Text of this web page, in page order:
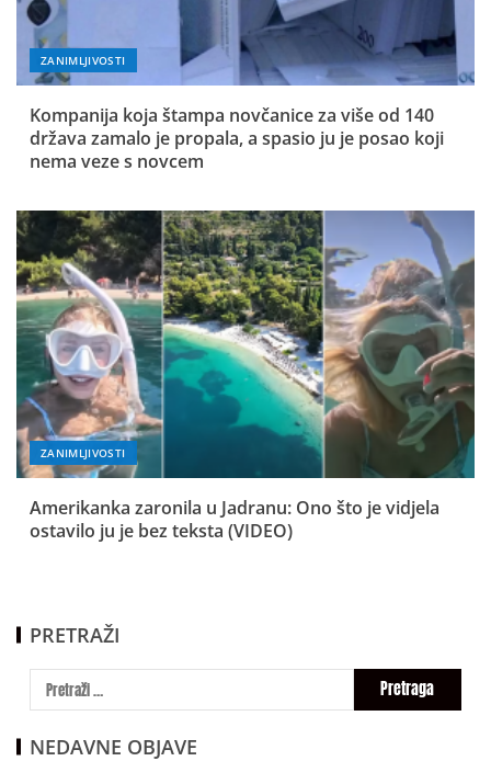
ZANIMLJIVOSTI
Kompanija koja štampa novčanice za više od 140
država zamalo je propala, a spasio ju je posao koji
nema veze s novcem
ZANIMLJIVOSTI
Amerikanka zaronila u Jadranu: Ono što je vidjela
ostavilo ju je bez teksta (VIDEO)
PRETRAŽI
NEDAVNE OBJAVE